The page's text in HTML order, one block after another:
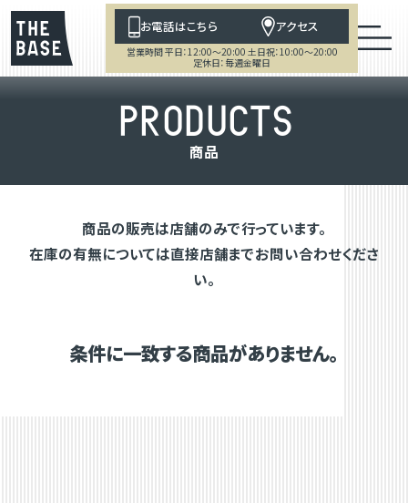
お電話はこちら アクセス
営業時間 平日：12:00～20:00 土日祝：10:00～20:00
定休日：毎週金曜日
PRODUCTS
商品
商品の販売は店舗のみで行っています。
在庫の有無については直接店舗までお問い合わせくださ
い。
条件に一致する商品がありません。